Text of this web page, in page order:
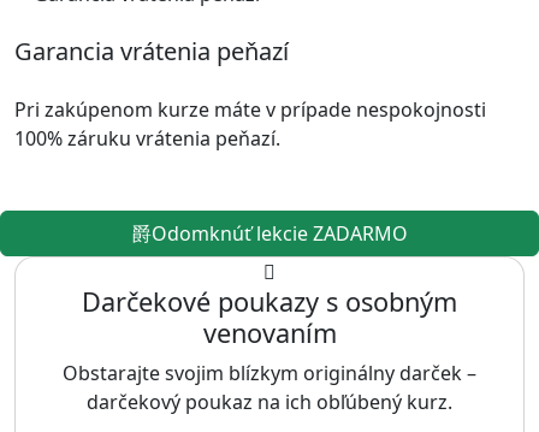
Garancia vrátenia peňazí
Pri zakúpenom kurze máte v prípade nespokojnosti
100% záruku vrátenia peňazí.
Odomknúť lekcie ZADARMO
Darčekové poukazy s osobným
venovaním
Obstarajte svojim blízkym originálny darček –
darčekový poukaz na ich obľúbený kurz.